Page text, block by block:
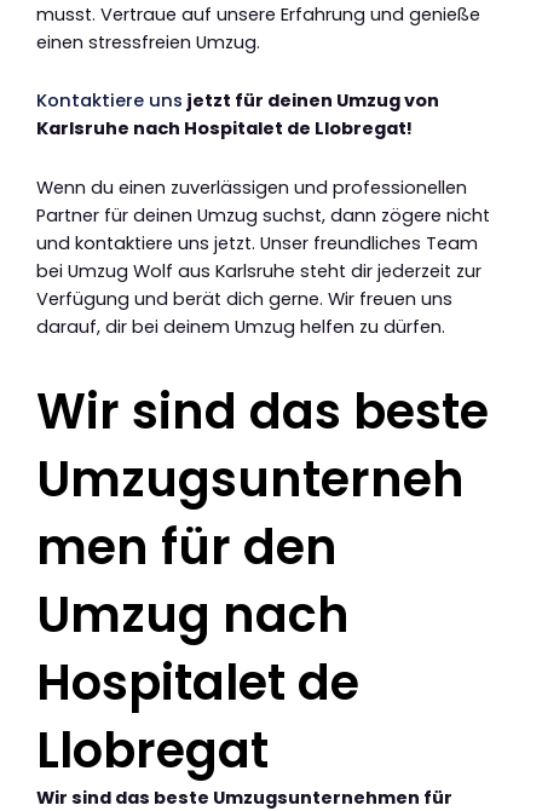
musst. Vertraue auf unsere Erfahrung und genieße
einen stressfreien Umzug.
Kontaktiere uns jetzt für deinen Umzug von
Karlsruhe nach Hospitalet de Llobregat!
Wenn du einen zuverlässigen und professionellen
Partner für deinen Umzug suchst, dann zögere nicht
und kontaktiere uns jetzt. Unser freundliches Team
bei Umzug Wolf aus Karlsruhe steht dir jederzeit zur
Verfügung und berät dich gerne. Wir freuen uns
darauf, dir bei deinem Umzug helfen zu dürfen.
Wir sind das beste
Umzugsunterneh
men für den
Umzug nach
Hospitalet de
Llobregat
Wir sind das beste Umzugsunternehmen für